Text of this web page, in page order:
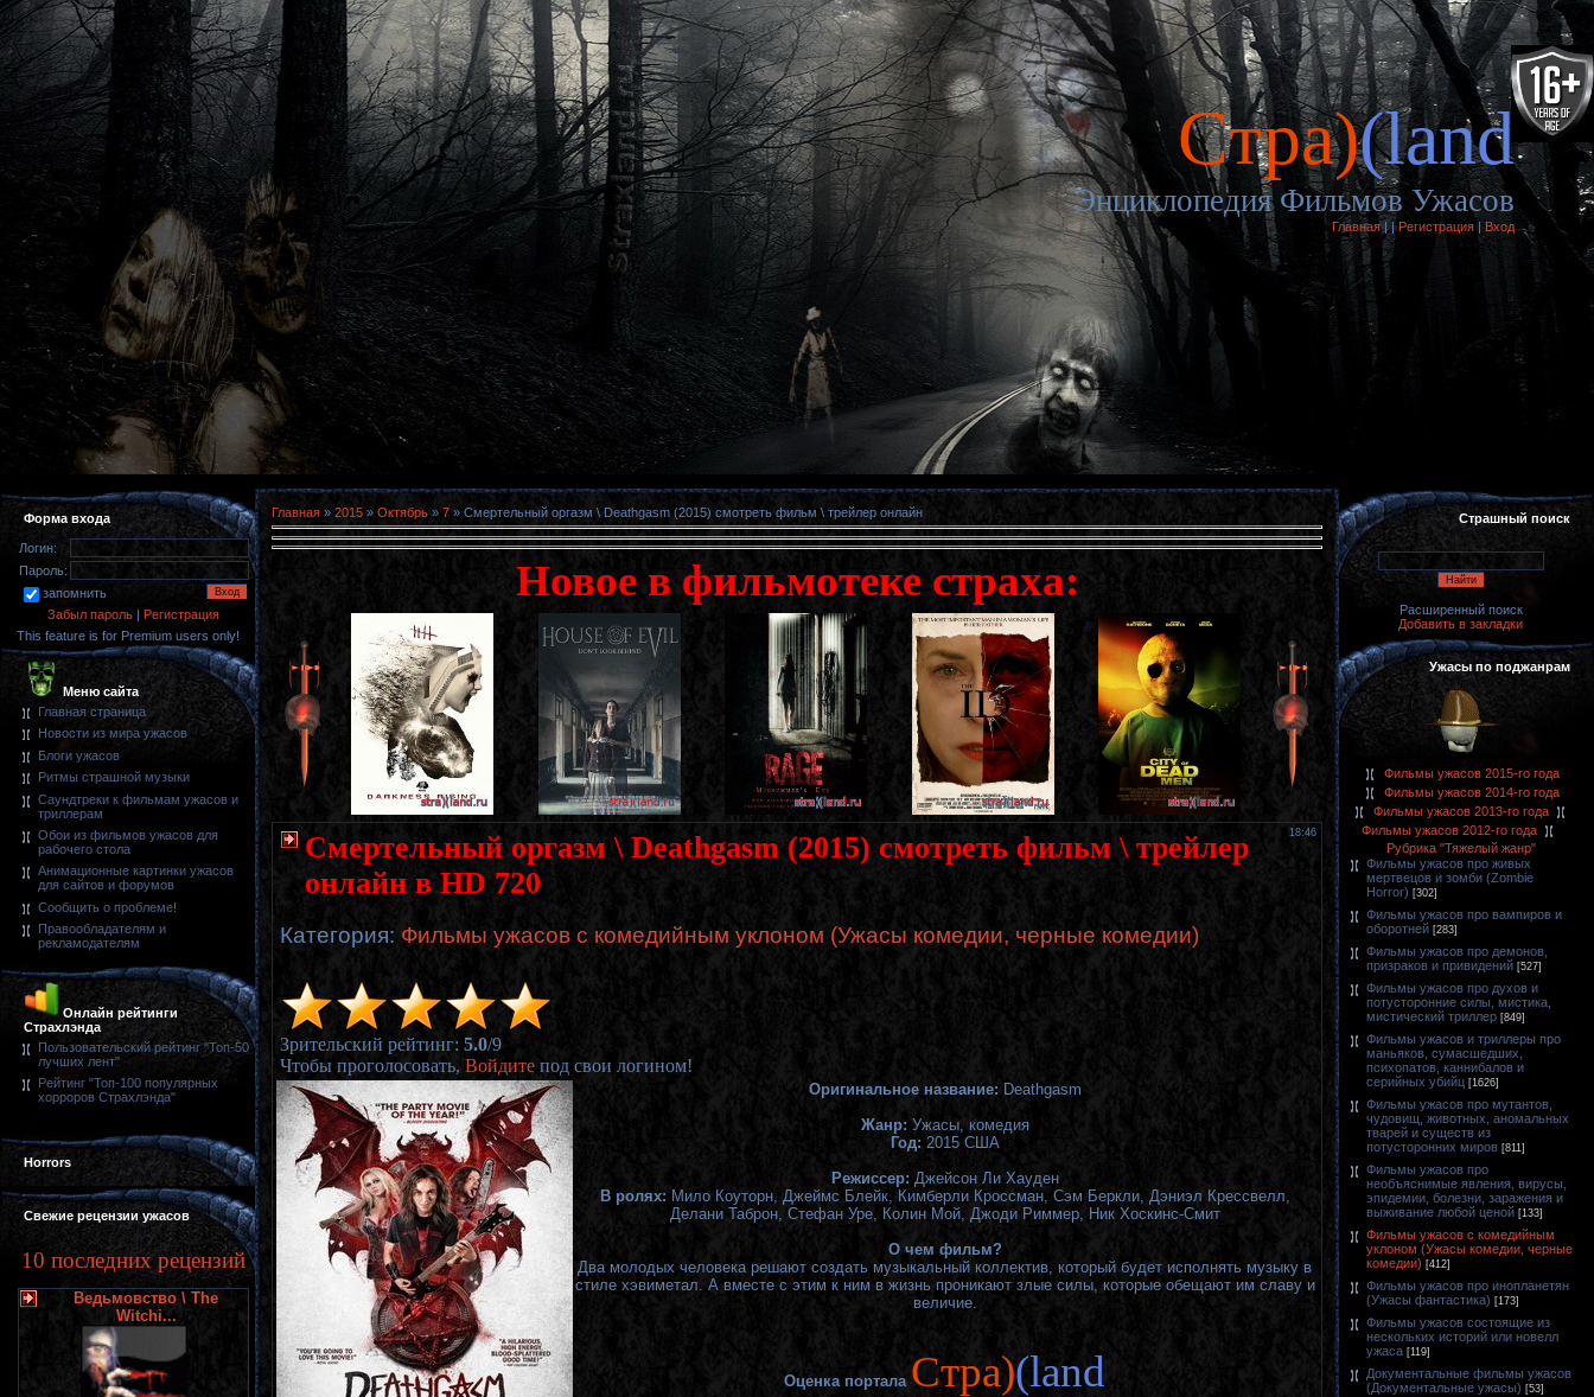
Cтра)(land
Энциклопедия Фильмов Ужасов
Главная| |Регистрация|Вход
Форма входа
Логин:
Пароль:
запомнить
Забыл пароль | Регистрация
This feature is for Premium users only!
Меню сайта
Главная страница
Новости из мира ужасов
Блоги ужасов
Ритмы страшной музыки
Саундтреки к фильмам ужасов и
триллерам
Обои из фильмов ужасов для
рабочего стола
Анимационные картинки ужасов
для сайтов и форумов
Сообщить о проблеме!
Правообладателям и
рекламодателям
Онлайн рейтинги
Страхлэнда
Пользовательский рейтинг "Топ-50
лучших лент"
Рейтинг "Топ-100 популярных
хорроров Страхлэнда"
Horrors
Свежие рецензии ужасов
10 последних рецензий
Ведьмовство \ The
Witchi...
Главная » 2015 » Октябрь » 7 » Смертельный оргазм \ Deathgasm (2015) смотреть фильм \ трейлер онлайн
Новое в фильмотеке страха:
18:46
Смертельный оргазм \ Deathgasm (2015) смотреть фильм \ трейлер
онлайн в HD 720
Категория: Фильмы ужасов с комедийным уклоном (Ужасы комедии, черные комедии)
Зрительский рейтинг: 5.0/9
Чтобы проголосовать, Войдите под свои логином!
Оригинальное название: Deathgasm
Жанр: Ужасы, комедия
Год: 2015 США
Режиссер: Джейсон Ли Хауден
В ролях: Мило Коуторн, Джеймс Блейк, Кимберли Кроссман, Сэм Беркли, Дэниэл Крессвелл,
Делани Таброн, Стефан Уре, Колин Мой, Джоди Риммер, Ник Хоскинс-Смит
О чем фильм?
Два молодых человека решают создать музыкальный коллектив, который будет исполнять музыку в
стиле хэвиметал. А вместе с этим к ним в жизнь проникают злые силы, которые обещают им славу и
величие.
Оценка портала Cтра)(land
Страшный поиск
Расширенный поиск
Добавить в закладки
Ужасы по поджанрам
Фильмы ужасов 2015-го года
Фильмы ужасов 2014-го года
Фильмы ужасов 2013-го года
Фильмы ужасов 2012-го года
Рубрика "Тяжелый жанр"
Фильмы ужасов про живых
мертвецов и зомби (Zombie
Horror) [302]
Фильмы ужасов про вампиров и
оборотней [283]
Фильмы ужасов про демонов,
призраков и привидений [527]
Фильмы ужасов про духов и
потусторонние силы, мистика,
мистический триллер [849]
Фильмы ужасов и триллеры про
маньяков, сумасшедших,
психопатов, каннибалов и
серийных убийц [1626]
Фильмы ужасов про мутантов,
чудовищ, животных, аномальных
тварей и существ из
потусторонних миров [811]
Фильмы ужасов про
необъяснимые явления, вирусы,
эпидемии, болезни, заражения и
выживание любой ценой [133]
Фильмы ужасов с комедийным
уклоном (Ужасы комедии, черные
комедии) [412]
Фильмы ужасов про инопланетян
(Ужасы фантастика) [173]
Фильмы ужасов состоящие из
нескольких историй или новелл
ужаса [119]
Документальные фильмы ужасов
(Документальные ужасы) [53]